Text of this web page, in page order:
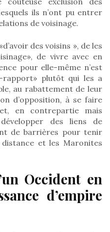
ils n’ont pu entrer
de voisinage.
des voisins », de les
de vivre avec en
pour elle-même n’est
plutôt qui les a
au rabattement de leur
d’opposition, à se faire
en contrepartie mais
des liens de
de barrières pour tenir
et les Maronites
Occident en
d’empire